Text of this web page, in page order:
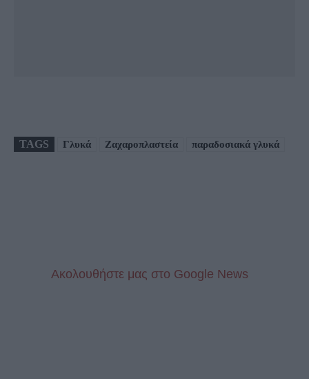
TAGS Γλυκά Ζαχαροπλαστεία παραδοσιακά γλυκά
Aκολουθήστε μας στo Google News